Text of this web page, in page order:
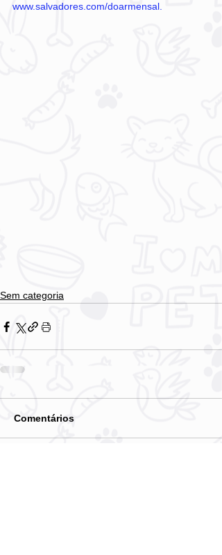
www.salvadores.com/doarmensal.
Sem categoria
Comentários